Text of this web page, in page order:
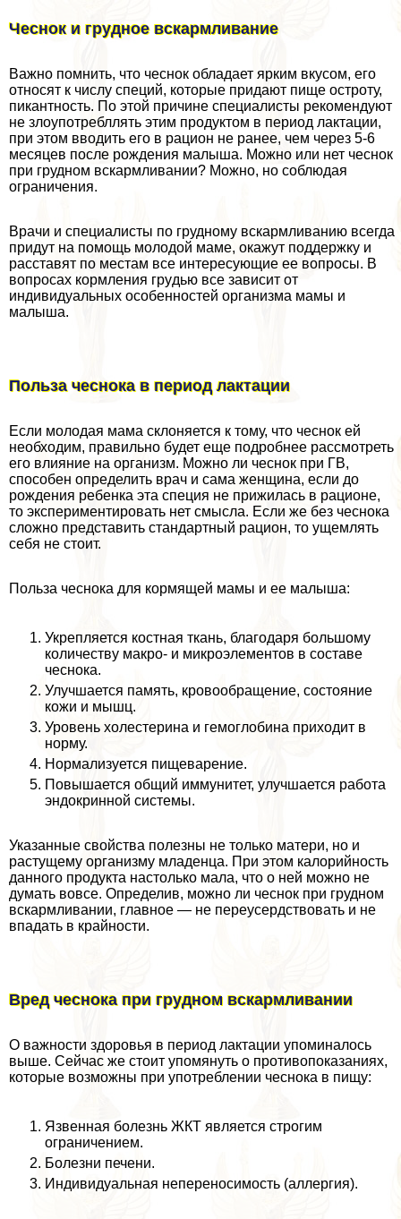
Чеснок и грудное вскармливание
Важно помнить, что чеснок обладает ярким вкусом, его
относят к числу специй, которые придают пище остроту,
пикантность. По этой причине специалисты рекомендуют
не злоупотрeбллять этим продуктом в период лактации,
при этом вводить его в рацион не ранее, чем через 5-6
месяцев после рождения малыша. Можно или нет чеснок
при грудном вскармливании? Можно, но соблюдая
ограничения.
Врачи и специалисты по грудному вскармливанию всегда
придут на помощь молодой маме, окажут поддержку и
расставят по местам все интересующие ее вопросы. В
вопросах кормления гpyдью все зависит от
индивидуальных особенностей организма мамы и
малыша.
Польза чеснока в период лактации
Если молодая мама склоняется к тому, что чеснок ей
необходим, правильно будет еще подробнее рассмотреть
его влияние на организм. Можно ли чеснок при ГВ,
способен определить врач и сама женщина, если до
рождения ребенка эта специя не прижилась в рационе,
то экспериментировать нет смысла. Если же без чеснока
сложно представить стандартный рацион, то ущемлять
себя не стоит.
Польза чеснока для кормящей мамы и ее малыша:
Укрепляется костная ткань, благодаря большому
количеству макро- и микроэлементов в составе
чеснока.
Улучшается память, кровообращение, состояние
кожи и мышц.
Уровень холестерина и гемоглобина приходит в
норму.
Нормализуется пищеварение.
Повышается общий иммунитет, улучшается работа
эндокринной системы.
Указанные свойства полезны не только матери, но и
растущему организму младенца. При этом калорийность
данного продукта настолько мала, что о ней можно не
думать вовсе. Определив, можно ли чеснок при грудном
вскармливании, главное — не переусердствовать и не
впадать в крайности.
Вред чеснока при грудном вскармливании
О важности здоровья в период лактации упоминалось
выше. Сейчас же стоит упомянуть о противопоказаниях,
которые возможны при употрeблении чеснока в пищу:
Язвенная болезнь ЖКТ является строгим
ограничением.
Болезни печени.
Индивидуальная непереносимость (аллергия).